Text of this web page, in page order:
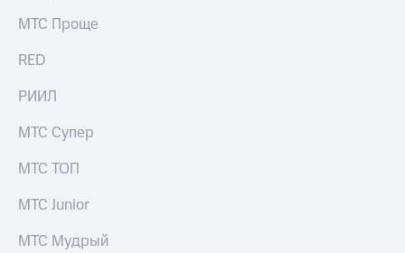
выкупа
акций
Еврооблигации-2023
о
именных
Другое
МТС Проще
RED
РИИЛ
МТС Супер
МТС ТОП
МТС Junior
МТС Мудрый